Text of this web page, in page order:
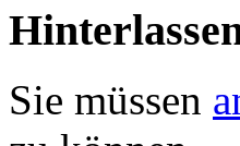
Sie müssen